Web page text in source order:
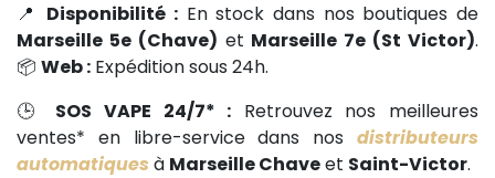
📍 Disponibilité : En stock dans nos boutiques de
Marseille 5e (Chave) et Marseille 7e (St Victor).
📦 Web : Expédition sous 24h.
🕒 SOS VAPE 24/7* : Retrouvez nos meilleures
ventes* en libre-service dans nos distributeurs
automatiques à Marseille Chaveet Saint-Victor.